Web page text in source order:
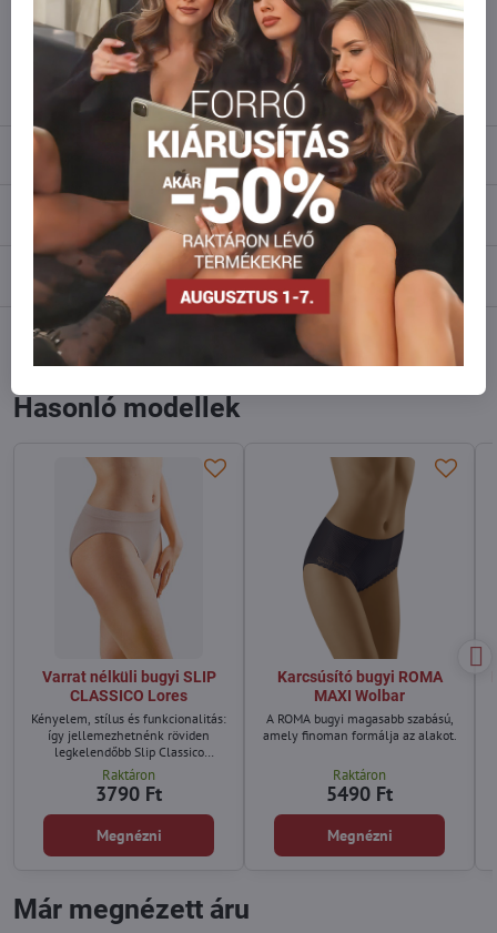
Ne habozzon kapcsolatba lépni velünk, raktárra szállítjuk az árut!
info​@everlady​.eu
Leírás
0
Fórum 0
Facebook Reddit LinkedIn
mail
Hasonló modellek
Varrat nélküli bugyi SLIP
CLASSICO Lores
Kényelem, stílus és funkcionalitás:
így jellemezhetnénk röviden
legkelendőbb Slip Classico
alsónadrágjainkat.
Raktáron
3790 Ft
Megnézni
Karcsúsító bugyi ROMA
MAXI Wolbar
A ROMA bugyi magasabb szabású,
amely finoman formálja az alakot.
Raktáron
5490 Ft
Megnézni
Már megnézett áru